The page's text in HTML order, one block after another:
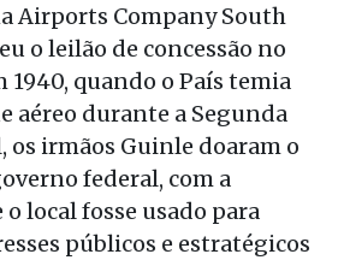
Airports Company South
o leilão de concessão no
1940, quando o País temia
aéreo durante a Segunda
os irmãos Guinle doaram o
federal, com a
local fosse usado para
públicos e estratégicos